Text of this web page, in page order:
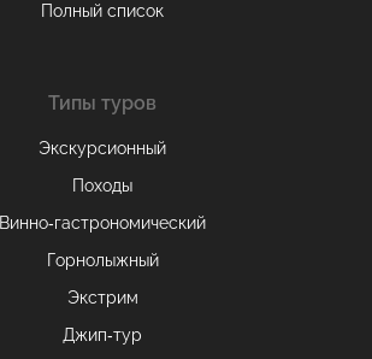
Полный список
Типы туров
Экскурсионный
Походы
Винно-гастрономический
Горнолыжный
Экстрим
Джип-тур